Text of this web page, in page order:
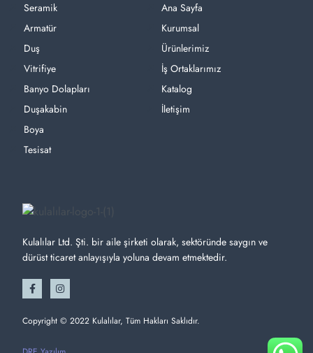
Kulalılar Ltd. Şti. bir aile şirketi olarak, sektöründe saygın ve
dürüst ticaret anlayışıyla yoluna devam etmektedir.
Copyright © 2022 Kulalılar, Tüm Hakları Saklıdır.
Ana Sayfa
Kurumsal
Ürünlerimiz
İş Ortaklarımız
Katalog
İletişim
Seramik
Armatür
Duş
Vitrifiye
Banyo Dolapları
Duşakabin
Boya
Tesisat